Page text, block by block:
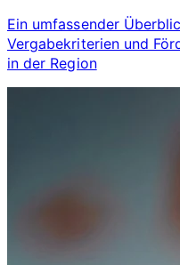
Ein umfassender
Vergabekriterien und
in der Region